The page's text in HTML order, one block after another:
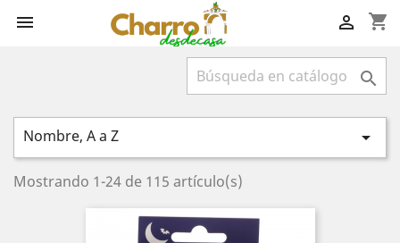
 shopping_cart


Nombre, A a Z 
Mostrando 1-24 de 115 artículo(s)